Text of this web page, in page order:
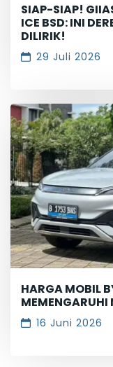
SIAP-SIAP!
ICE BSD: INI
DILIRIK!
29 Juli 2026
HARGA MOBIL
MEMENGARUHI
16 Juni 2026